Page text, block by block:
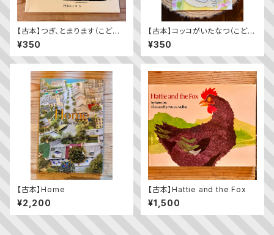
【古本】つぎ、とまります（こども
のとも年少版 2009年11月
号）（第392号）
¥350
【古本】コッコがいたなつ（こども
のとも2023年9月号）
¥350
【古本】Home
¥2,200
【古本】Hattie and the Fox
¥1,500